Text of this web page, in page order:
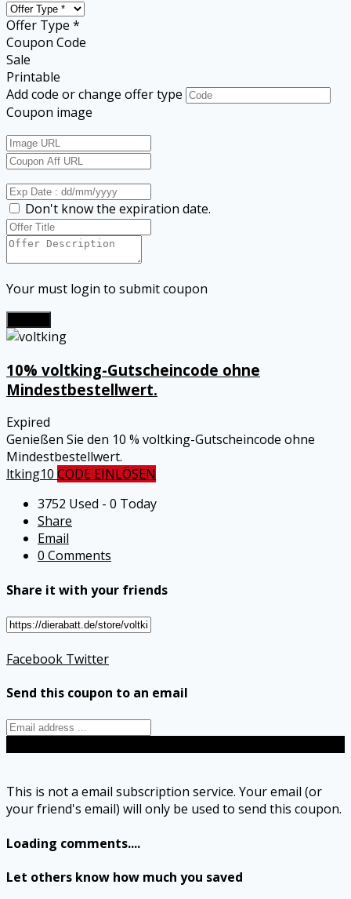
Offer Type *
Coupon Code
Sale
Printable
Add code or change offer type
Coupon image
Don't know the expiration date.
Your must login to submit coupon
10% voltking-Gutscheincode ohne
Mindestbestellwert.
Expired
Genießen Sie den 10 % voltking-Gutscheincode ohne
Mindestbestellwert.
ltking10 CODE EINLÖSEN
3752 Used - 0 Today
Share
Email
0 Comments
Share it with your friends
Facebook Twitter
Send this coupon to an email
This is not a email subscription service. Your email (or
your friend's email) will only be used to send this coupon.
Loading comments....
Let others know how much you saved